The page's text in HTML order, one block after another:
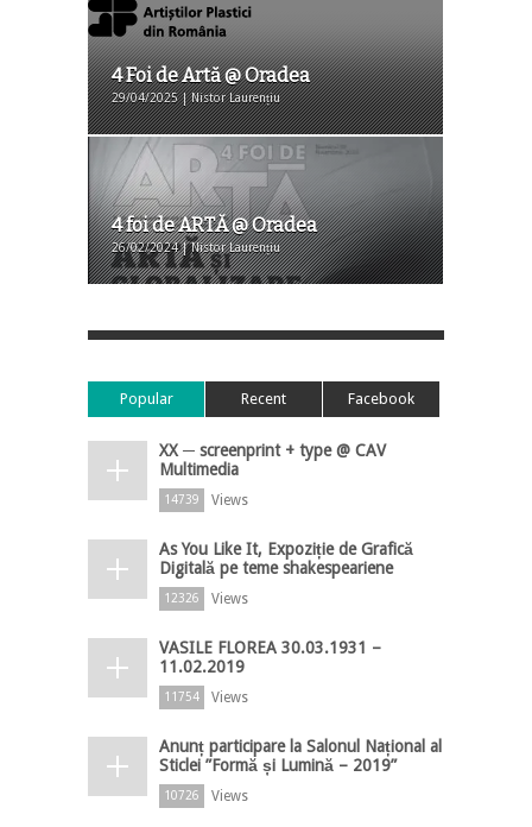
4 Foi de Artă @ Oradea
29/04/2025 | Nistor Laurențiu
4 foi de ARTĂ @ Oradea
26/02/2024 | Nistor Laurențiu
Popular Recent Facebook
XX ─ screenprint + type @ CAV
Multimedia
14739 Views
As You Like It, Expoziție de Grafică
Digitală pe teme shakespeariene
12326 Views
VASILE FLOREA 30.03.1931 –
11.02.2019
11754 Views
Anunț participare la Salonul Național al
Sticlei ”Formă și Lumină – 2019”
10726 Views